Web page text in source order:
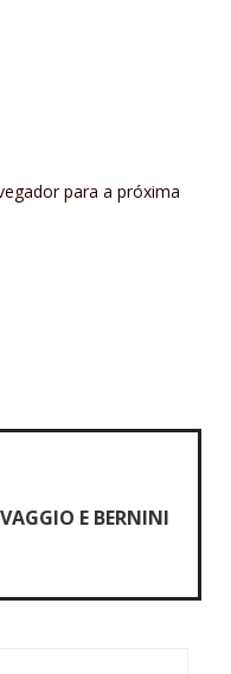
para a próxima
E BERNINI